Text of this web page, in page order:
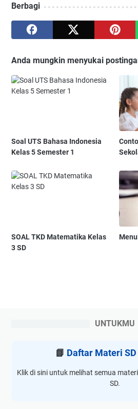
Berbagi
Anda mungkin menyukai
Soal UTS Bahasa Indonesia
Kelas 5 Semester 1
SOAL TKD Matematika Kelas
3 SD
UNTUKMU
📘 Daftar Materi
Klik di sini untuk melihat semua
SD.